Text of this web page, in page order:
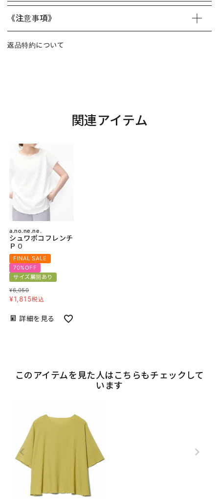
《注意事項》
返品特約について
関連アイテム
a.no.ne.ne.
シュワポコフレンチ
ＰＯ
FINAL SALE
70%OFF
サイズ展開あり
¥6,050
¥1,815税込
詳細を見る
このアイテムを見た人はこちらもチェックして
います